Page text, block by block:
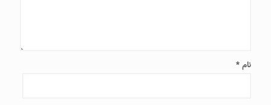
نام *